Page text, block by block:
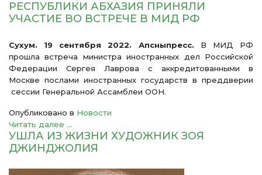
РЕСПУБЛИКИ АБХАЗИЯ ПРИНЯЛИ
УЧАСТИЕ ВО ВСТРЕЧЕ В МИД РФ
Сухум. 19 сентября 2022. Апсныпресс. В МИД РФ
прошла встреча министра иностранных дел Российской
Федерации Сергея Лаврова с аккредитованными в
Москве послами иностранных государств в преддверии
сессии Генеральной Ассамблеи ООН.
Опубликовано в Новости
Читать далее ...
УШЛА ИЗ ЖИЗНИ ХУДОЖНИК ЗОЯ
ДЖИНДЖОЛИЯ